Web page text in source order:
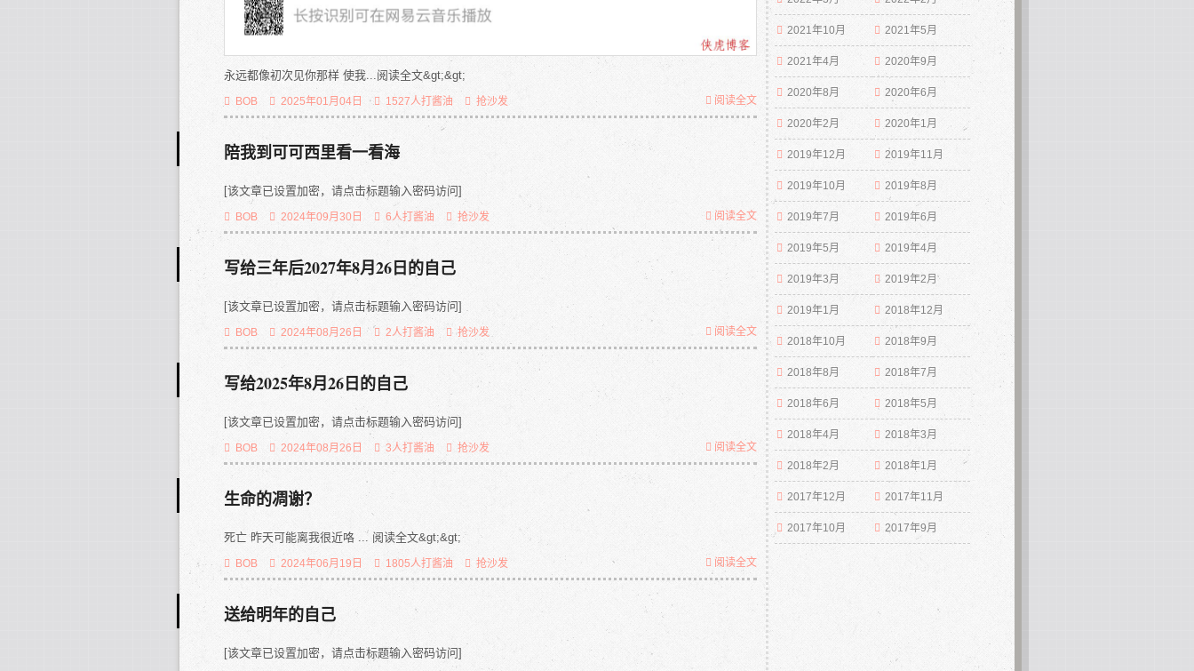
永远都像初次见你那样 使我...阅读全文&gt;&gt;
BOB 2025年01月04日 1527人打酱油 抢沙发 阅读全文
陪我到可可西里看一看海
[该文章已设置加密，请点击标题输入密码访问]
BOB 2024年09月30日 6人打酱油 抢沙发 阅读全文
写给三年后2027年8月26日的自己
[该文章已设置加密，请点击标题输入密码访问]
BOB 2024年08月26日 2人打酱油 抢沙发 阅读全文
写给2025年8月26日的自己
[该文章已设置加密，请点击标题输入密码访问]
BOB 2024年08月26日 3人打酱油 抢沙发 阅读全文
生命的凋谢？
死亡 昨天可能离我很近咯 ... 阅读全文&gt;&gt;
BOB 2024年06月19日 1805人打酱油 抢沙发 阅读全文
送给明年的自己
[该文章已设置加密，请点击标题输入密码访问]
2021年10月 2021年5月
2021年4月 2020年9月
2020年8月 2020年6月
2020年2月 2020年1月
2019年12月 2019年11月
2019年10月 2019年8月
2019年7月 2019年6月
2019年5月 2019年4月
2019年3月 2019年2月
2019年1月 2018年12月
2018年10月 2018年9月
2018年8月 2018年7月
2018年6月 2018年5月
2018年4月 2018年3月
2018年2月 2018年1月
2017年12月 2017年11月
2017年10月 2017年9月